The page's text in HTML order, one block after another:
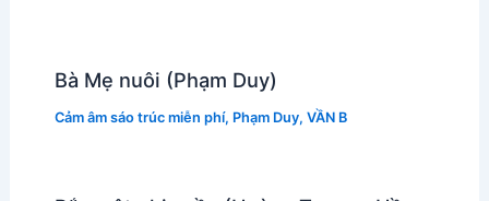
Bà Mẹ nuôi (Phạm Duy)
Cảm âm sáo trúc miễn phí, Phạm Duy, VẦN B